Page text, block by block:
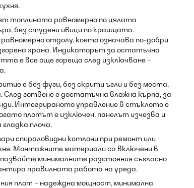
топлината равномерно по цялата
без студени ивици по краищата.
отдолу, което означава по-добри
храна. Индикаторът за остатъчна
е все още гореща след изключване –
е без фуги, без скрити ъгли и без места,
готвене е достатъчна влажна кърпа, за
Интегрираното управление в стъклото е
плотът е изключен, панелът изчезва и
плоча.
спираловидни котлони при ремонт или
Монтажните материали са включени в
минималните разстояния съгласно
правилната работа на уреда.
плот – надеждна мощност, минимална